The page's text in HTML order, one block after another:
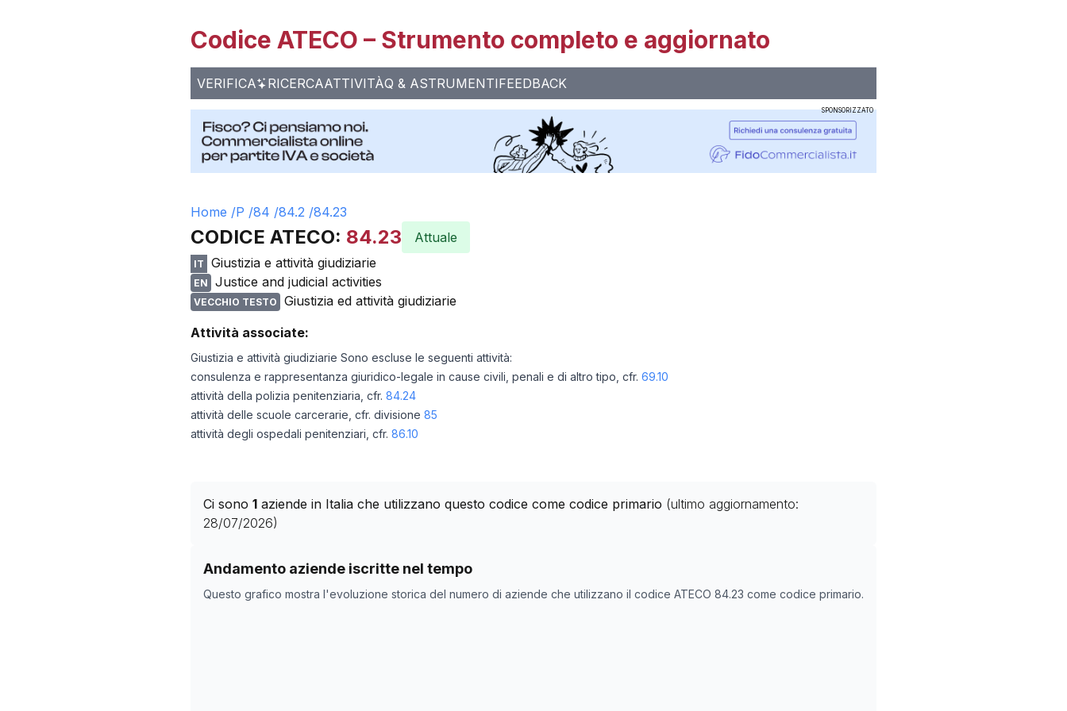
Codice ATECO – Strumento completo e aggiornato
VERIFICA RICERCAATTIVITÀQ & ASTRUMENTIFEEDBACK
SPONSORIZZATO
Home /P /84 /84.2 /84.23
CODICE ATECO: 84.23 Attuale
IT Giustizia e attività giudiziarie
EN Justice and judicial activities
VECCHIO TESTO
Giustizia ed attività giudiziarie
Attività associate:
Giustizia e attività giudiziarie Sono escluse le seguenti attività:
consulenza e rappresentanza giuridico-legale in cause civili, penali e di altro tipo, cfr. 69.10
attività della polizia penitenziaria, cfr. 84.24
attività delle scuole carcerarie, cfr. divisione 85
attività degli ospedali penitenziari, cfr. 86.10
Ci sono 1 aziende in Italia che utilizzano questo codice come codice primario (ultimo aggiornamento:
28/07/2026)
Andamento aziende iscritte nel tempo
Questo grafico mostra l'evoluzione storica del numero di aziende che utilizzano il codice ATECO 84.23 come codice primario.
Storico numero di aziende con codice ATECO
Data rilevazione
Numero aziende